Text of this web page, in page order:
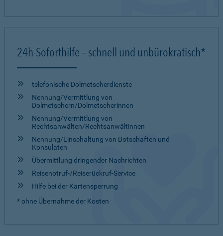
24h-Soforthilfe – schnell und unbürokratisch*
telefonische Dolmetscher­dienste
Nennung/Vermittlung von
Dolmetschern/Dolmetscherinnen
Nennung/Vermittlung von
Rechtsanwälten/Rechtsanwältinnen
Nennung/Einschaltung von Botschaften und
Konsulaten
Übermittlung dringender Nachrichten
Reisenotruf-/Reiserückruf-Service
Hilfe bei der Kartensperrung
* ohne Übernahme der Kosten